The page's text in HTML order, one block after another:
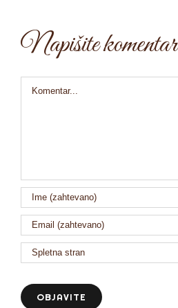
Napišite komentar
Comment